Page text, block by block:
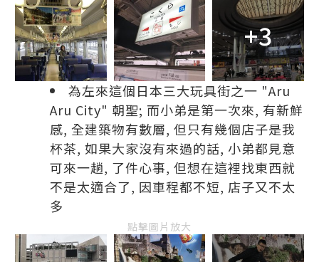
+3
為左來這個日本三大玩具街之一 "Aru
Aru City" 朝聖; 而小弟是第一次來, 有新鮮
感, 全建築物有數層, 但只有幾個店子是我
杯茶, 如果大家沒有來過的話, 小弟都見意
可來一趟, 了件心事, 但想在這裡找東西就
不是太適合了, 因車程都不短, 店子又不太
多
點擊圖片放大